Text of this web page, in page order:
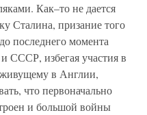
Как–то не дается
Сталина, призание того
последнего момента
СССР, избегая участия в
в Англии,
что первоначально
и большой войны